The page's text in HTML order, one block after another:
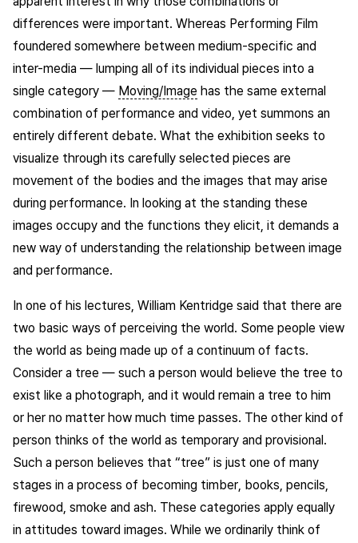
differences were important. Whereas Performing Film
foundered somewhere between medium-specific and
inter-media — lumping all of its individual pieces into a
single category — Moving/Image has the same external
combination of performance and video, yet summons an
entirely different debate. What the exhibition seeks to
visualize through its carefully selected pieces are
movement of the bodies and the images that may arise
during performance. In looking at the standing these
images occupy and the functions they elicit, it demands a
new way of understanding the relationship between image
and performance.
In one of his lectures, William Kentridge said that there are
two basic ways of perceiving the world. Some people view
the world as being made up of a continuum of facts.
Consider a tree — such a person would believe the tree to
exist like a photograph, and it would remain a tree to him
or her no matter how much time passes. The other kind of
person thinks of the world as temporary and provisional.
Such a person believes that “tree” is just one of many
stages in a process of becoming timber, books, pencils,
firewood, smoke and ash. These categories apply equally
in attitudes toward images. While we ordinarily think of